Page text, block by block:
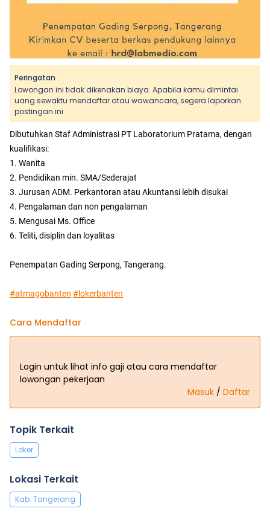
Peringatan
Lowongan ini tidak dikenakan biaya. Apabila kamu dimintai
uang sewaktu mendaftar atau wawancara, segera laporkan
postingan ini.
Dibutuhkan Staf Administrasi PT Laboratorium Pratama, dengan
kualifikasi:
1. Wanita
2. Pendidikan min. SMA/Sederajat
3. Jurusan ADM. Perkantoran atau Akuntansi lebih disukai
4. Pengalaman dan non pengalaman
5. Mengusai Ms. Office
6. Teliti, disiplin dan loyalitas
Penempatan Gading Serpong, Tangerang.
#atmagobanten #lokerbanten
Cara Mendaftar
Login untuk lihat info gaji atau cara mendaftar
lowongan pekerjaan
Masuk / Daftar
Topik Terkait
Loker
Lokasi Terkait
Kab. Tangerang